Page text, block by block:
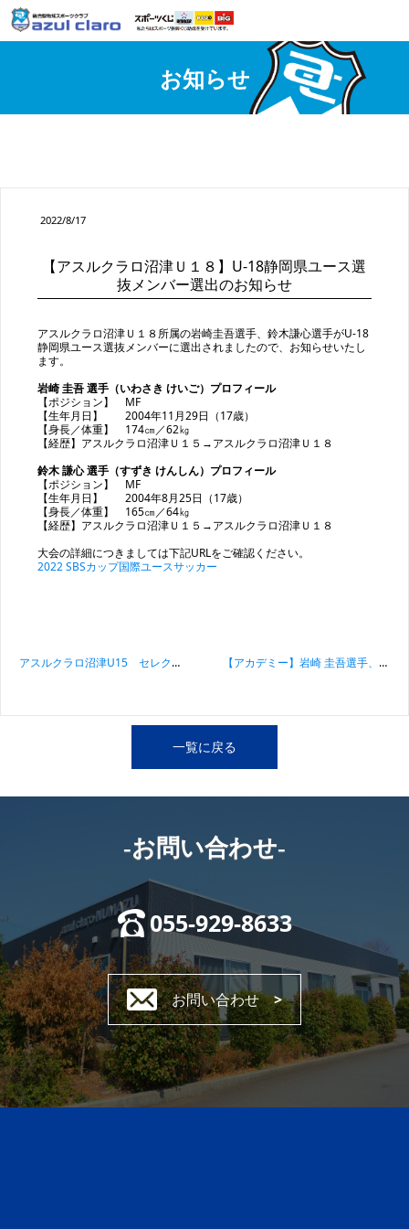
お知らせ
2022/8/17
【アスルクラロ沼津Ｕ１８】U-18静岡県ユース選
抜メンバー選出のお知らせ
アスルクラロ沼津Ｕ１８所属の岩崎圭吾選手、鈴木謙心選手がU-18
静岡県ユース選抜メンバーに選出されましたので、お知らせいたし
ます。
岩崎 圭吾 選手（いわさき けいご）プロフィール
【ポジション】 MF
【生年月日】 2004年11月29日（17歳）
【身長／体重】 174㎝／62㎏
【経歴】アスルクラロ沼津Ｕ１５→アスルクラロ沼津Ｕ１８
鈴木 謙心 選手（すずき けんしん）プロフィール
【ポジション】 MF
【生年月日】 2004年8月25日（17歳）
【身長／体重】 165㎝／64㎏
【経歴】アスルクラロ沼津Ｕ１５→アスルクラロ沼津Ｕ１８
大会の詳細につきましては下記URLをご確認ください。
2022 SBSカップ国際ユースサッカー
アスルクラロ沼津U15 セレクション実施のお知らせ 【アカデミー】岩崎 圭吾選手、トップチーム昇格のお知らせ
一覧に戻る
-お問い合わせ-
055-929-8633
お問い合わせ